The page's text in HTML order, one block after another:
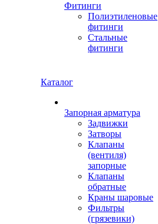
Фитинги
Полиэтиленовые
фитинги
Стальные
фитинги
Каталог
Запорная арматура
Задвижки
Затворы
Клапаны
(вентиля)
запорные
Клапаны
обратные
Краны шаровые
Фильтры
(грязевики)